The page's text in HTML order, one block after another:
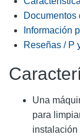
Documentos
Información
Reseñas / P
Una
para
instalación